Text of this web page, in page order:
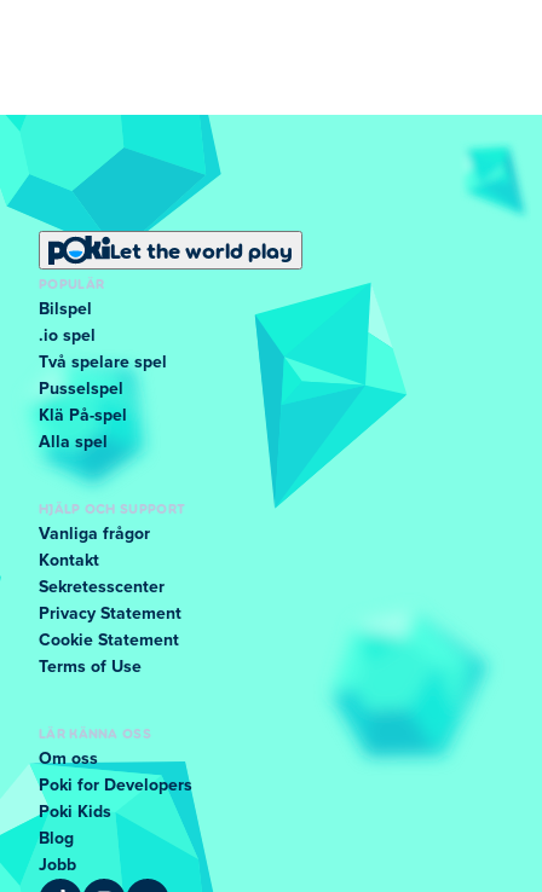
Let the world play
POPULÄR
Bilspel
.io spel
Två spelare spel
Pusselspel
Klä På-spel
Alla spel
HJÄLP OCH SUPPORT
Vanliga frågor
Kontakt
Sekretesscenter
Privacy Statement
Cookie Statement
Terms of Use
LÄR KÄNNA OSS
Om oss
Poki for Developers
Poki Kids
Blog
Jobb